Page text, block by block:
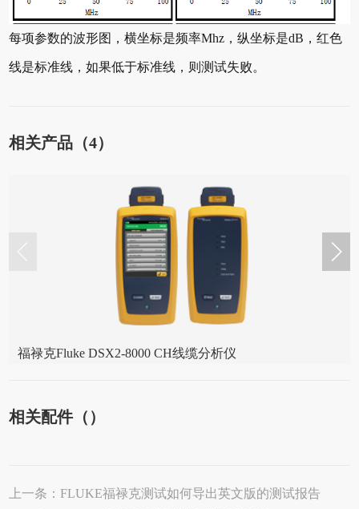
每项参数的波形图，横坐标是频率Mhz，纵坐标是dB，红色
线是标准线，如果低于标准线，则测试失败。
相关产品（4）
福禄克Fluke DSX2-8000 CH线缆分析仪
相关配件（）
上一条：FLUKE福禄克测试如何导出英文版的测试报告